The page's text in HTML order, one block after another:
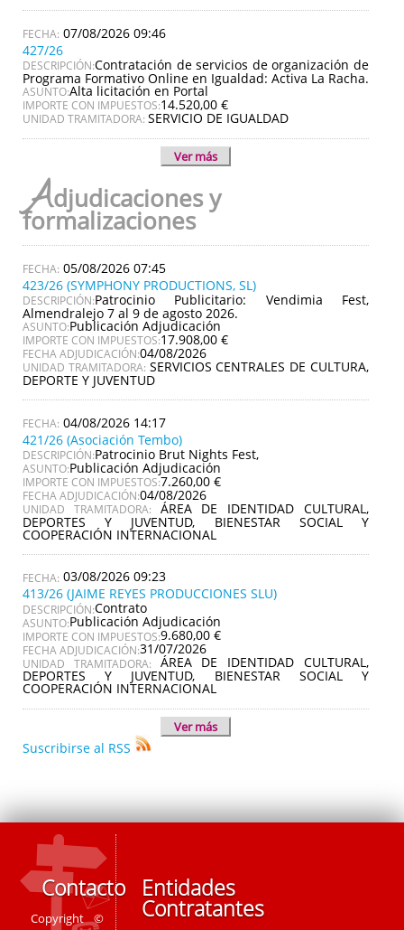
07/08/2026 09:46
427/26
DESCRIPCIÓN:Contratación de servicios de organización de
Programa Formativo Online en Igualdad: Activa La Racha.
ASUNTO:Alta licitación en Portal
IMPORTE CON IMPUESTOS:14.520,00 €
UNIDAD TRAMITADORA: SERVICIO DE IGUALDAD
Ver más
Adjudicaciones y
formalizaciones
05/08/2026 07:45
423/26 (SYMPHONY PRODUCTIONS, SL)
DESCRIPCIÓN:Patrocinio Publicitario: Vendimia Fest,
Almendralejo 7 al 9 de agosto 2026.
ASUNTO:Publicación Adjudicación
IMPORTE CON IMPUESTOS:17.908,00 €
FECHA ADJUDICACIÓN:04/08/2026
UNIDAD TRAMITADORA: SERVICIOS CENTRALES DE CULTURA,
DEPORTE Y JUVENTUD
04/08/2026 14:17
421/26 (Asociación Tembo)
DESCRIPCIÓN:Patrocinio Brut Nights Fest,
ASUNTO:Publicación Adjudicación
IMPORTE CON IMPUESTOS:7.260,00 €
FECHA ADJUDICACIÓN:04/08/2026
UNIDAD TRAMITADORA: ÁREA DE IDENTIDAD CULTURAL,
DEPORTES Y JUVENTUD, BIENESTAR SOCIAL Y
COOPERACIÓN INTERNACIONAL
03/08/2026 09:23
413/26 (JAIME REYES PRODUCCIONES SLU)
DESCRIPCIÓN:Contrato
ASUNTO:Publicación Adjudicación
IMPORTE CON IMPUESTOS:9.680,00 €
FECHA ADJUDICACIÓN:31/07/2026
UNIDAD TRAMITADORA: ÁREA DE IDENTIDAD CULTURAL,
DEPORTES Y JUVENTUD, BIENESTAR SOCIAL Y
COOPERACIÓN INTERNACIONAL
Ver más
Suscribirse al RSS
Contacto
Copyright ©
Entidades
Contratantes